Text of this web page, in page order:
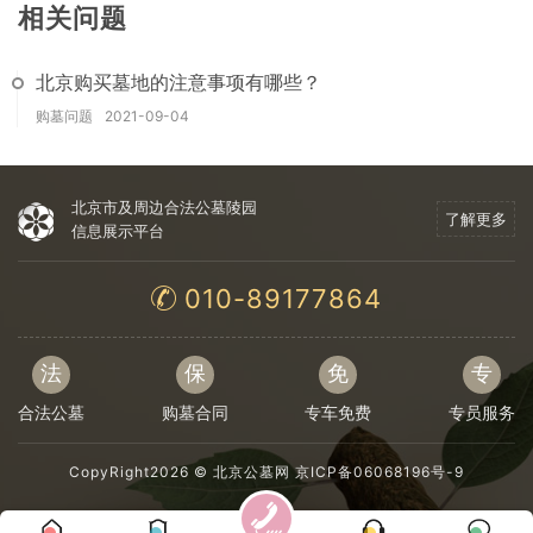
相关问题
北京购买墓地的注意事项有哪些？
购墓问题 2021-09-04
北京市及周边合法公墓陵园
信息展示平台
了解更多
010-89177864
法
合法公墓
保
购墓合同
免
专车免费
专
专员服务
CopyRight2026 © 北京公墓网 京ICP备06068196号-9